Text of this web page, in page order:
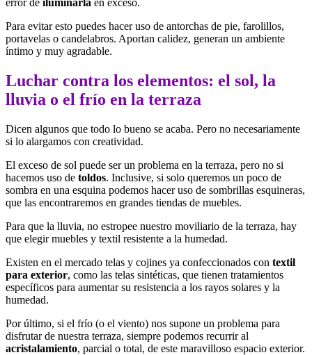
error de iluminarla en exceso.
Para evitar esto puedes hacer uso de antorchas de pie, farolillos,
portavelas o candelabros. Aportan calidez, generan un ambiente
íntimo y muy agradable.
Luchar contra los elementos: el sol, la
lluvia o el frío en la terraza
Dicen algunos que todo lo bueno se acaba. Pero no necesariamente
si lo alargamos con creatividad.
El exceso de sol puede ser un problema en la terraza, pero no si
hacemos uso de toldos. Inclusive, si solo queremos un poco de
sombra en una esquina podemos hacer uso de sombrillas esquineras,
que las encontraremos en grandes tiendas de muebles.
Para que la lluvia, no estropee nuestro moviliario de la terraza, hay
que elegir muebles y textil resistente a la humedad.
Existen en el mercado telas y cojines ya confeccionados con textil
para exterior, como las telas sintéticas, que tienen tratamientos
específicos para aumentar su resistencia a los rayos solares y la
humedad.
Por último, si el frío (o el viento) nos supone un problema para
disfrutar de nuestra terraza, siempre podemos recurrir al
acristalamiento, parcial o total, de este maravilloso espacio exterior.